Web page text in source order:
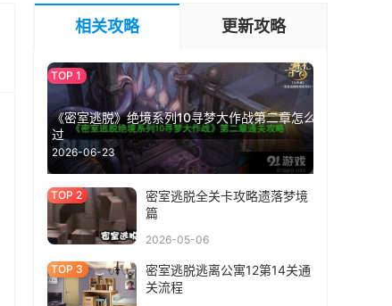
相关攻略 更新攻略
《密室逃脱》绝境系列10寻梦大作战第二章怎么
过
2026-06-23
密室逃脱全关卡攻略遗落梦境
篇
2026-05-06
密室逃脱逃离公寓12第14关通
关流程